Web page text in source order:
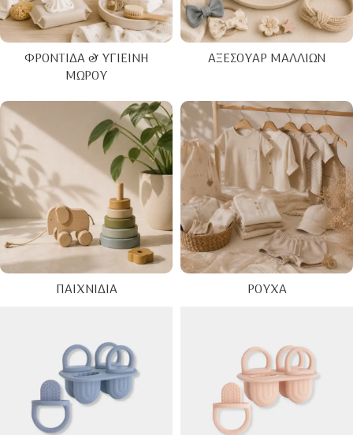
ΦΡΟΝΤΊΔΑ & ΥΓΙΕΙΝΉ
ΜΩΡΟΎ
ΑΞΕΣΟΥΆΡ ΜΑΛΛΙΏΝ
ΠΑΙΧΝΊΔΙΑ ΡΟΎΧΑ